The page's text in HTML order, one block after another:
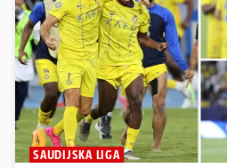
SAUDIJSKA LIGA